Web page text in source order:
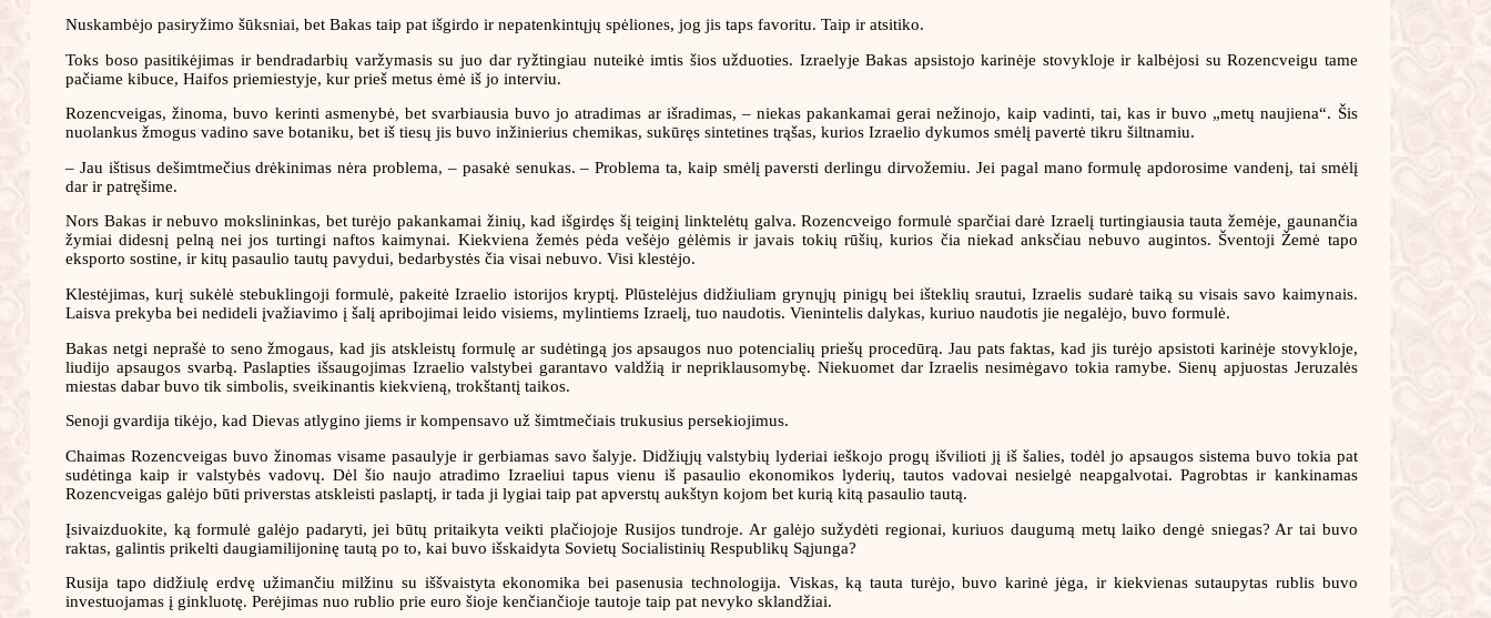
Nuskambėjo pasiryžimo šūksniai, bet Bakas taip pat išgirdo ir nepatenkintųjų spėliones, jog jis taps favoritu. Taip ir atsitiko.
Toks boso pasitikėjimas ir bendradarbių varžymasis su juo dar ryžtingiau nuteikė imtis šios užduoties. Izraelyje Bakas apsistojo karinėje stovykloje ir kalbėjosi su Rozencveigu tame
pačiame kibuce, Haifos priemiestyje, kur prieš metus ėmė iš jo interviu.
Rozencveigas, žinoma, buvo kerinti asmenybė, bet svarbiausia buvo jo atradimas ar išradimas, – niekas pakankamai gerai nežinojo, kaip vadinti, tai, kas ir buvo „metų naujiena“. Šis
nuolankus žmogus vadino save botaniku, bet iš tiesų jis buvo inžinierius chemikas, sukūręs sintetines trąšas, kurios Izraelio dykumos smėlį pavertė tikru šiltnamiu.
– Jau ištisus dešimtmečius drėkinimas nėra problema, – pasakė senukas. – Problema ta, kaip smėlį paversti derlingu dirvožemiu. Jei pagal mano formulę apdorosime vandenį, tai smėlį
dar ir patręšime.
Nors Bakas ir nebuvo mokslininkas, bet turėjo pakankamai žinių, kad išgirdęs šį teiginį linktelėtų galva. Rozencveigo formulė sparčiai darė Izraelį turtingiausia tauta žemėje, gaunančia
žymiai didesnį pelną nei jos turtingi naftos kaimynai. Kiekviena žemės pėda vešėjo gėlėmis ir javais tokių rūšių, kurios čia niekad anksčiau nebuvo augintos. Šventoji Žemė tapo
eksporto sostine, ir kitų pasaulio tautų pavydui, bedarbystės čia visai nebuvo. Visi klestėjo.
Klestėjimas, kurį sukėlė stebuklingoji formulė, pakeitė Izraelio istorijos kryptį. Plūstelėjus didžiuliam grynųjų pinigų bei išteklių srautui, Izraelis sudarė taiką su visais savo kaimynais.
Laisva prekyba bei nedideli įvažiavimo į šalį apribojimai leido visiems, mylintiems Izraelį, tuo naudotis. Vienintelis dalykas, kuriuo naudotis jie negalėjo, buvo formulė.
Bakas netgi neprašė to seno žmogaus, kad jis atskleistų formulę ar sudėtingą jos apsaugos nuo potencialių priešų procedūrą. Jau pats faktas, kad jis turėjo apsistoti karinėje stovykloje,
liudijo apsaugos svarbą. Paslapties išsaugojimas Izraelio valstybei garantavo valdžią ir nepriklausomybę. Niekuomet dar Izraelis nesimėgavo tokia ramybe. Sienų apjuostas Jeruzalės
miestas dabar buvo tik simbolis, sveikinantis kiekvieną, trokštantį taikos.
Senoji gvardija tikėjo, kad Dievas atlygino jiems ir kompensavo už šimtmečiais trukusius persekiojimus.
Chaimas Rozencveigas buvo žinomas visame pasaulyje ir gerbiamas savo šalyje. Didžiųjų valstybių lyderiai ieškojo progų išvilioti jį iš šalies, todėl jo apsaugos sistema buvo tokia pat
sudėtinga kaip ir valstybės vadovų. Dėl šio naujo atradimo Izraeliui tapus vienu iš pasaulio ekonomikos lyderių, tautos vadovai nesielgė neapgalvotai. Pagrobtas ir kankinamas
Rozencveigas galėjo būti priverstas atskleisti paslaptį, ir tada ji lygiai taip pat apverstų aukštyn kojom bet kurią kitą pasaulio tautą.
Įsivaizduokite, ką formulė galėjo padaryti, jei būtų pritaikyta veikti plačiojoje Rusijos tundroje. Ar galėjo sužydėti regionai, kuriuos daugumą metų laiko dengė sniegas? Ar tai buvo
raktas, galintis prikelti daugiamilijoninę tautą po to, kai buvo išskaidyta Sovietų Socialistinių Respublikų Sąjunga?
Rusija tapo didžiulę erdvę užimančiu milžinu su iššvaistyta ekonomika bei pasenusia technologija. Viskas, ką tauta turėjo, buvo karinė jėga, ir kiekvienas sutaupytas rublis buvo
investuojamas į ginkluotę. Perėjimas nuo rublio prie euro šioje kenčiančioje tautoje taip pat nevyko sklandžiai.